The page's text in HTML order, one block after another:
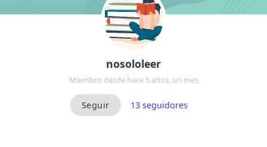
nosololeer
Miembro desde hace 5 años, un mes
13seguidores